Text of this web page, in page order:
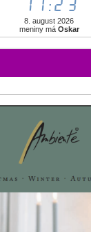
17:23
8. august 2026
meniny má Oskar